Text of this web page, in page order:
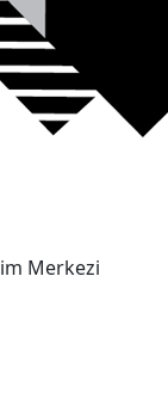
Merkezi